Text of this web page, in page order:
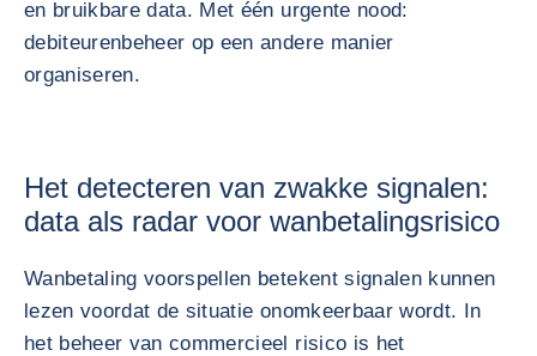
en bruikbare data. Met één urgente nood:
debiteurenbeheer op een andere manier
organiseren.
Het detecteren van zwakke signalen:
data als radar voor wanbetalingsrisico
Wanbetaling voorspellen betekent signalen kunnen
lezen voordat de situatie onomkeerbaar wordt. In
het beheer van commercieel risico is het